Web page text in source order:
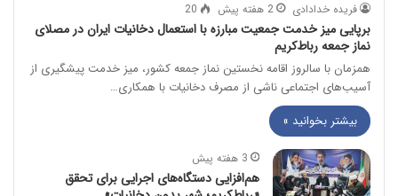
فریده خدادادی 2 هفته پیش 20
برپایی میز خدمت جمعیت مبارزه با استعمال دخانیات ایران در مصلای
نماز جمعه رباط‌کریم
همزمان با سالروز اقامه نخستین نماز جمعه کشور، میز خدمت پیشگیری از
آسیب‌های اجتماعی ناشی از مصرف دخانیات با همکاری…
بیشتر بخوانید »
3 هفته پیش
هم‌افزایی دستگاه‌های اجرایی برای تحقق